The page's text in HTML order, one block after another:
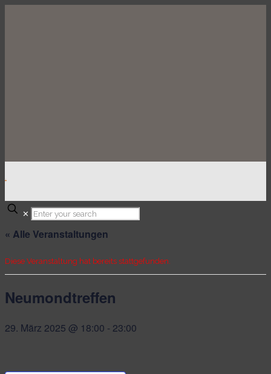
.
✕
« Alle Veranstaltungen
Diese Veranstaltung hat bereits stattgefunden.
Neumondtreffen
29. März 2025 @ 18:00 - 23:00